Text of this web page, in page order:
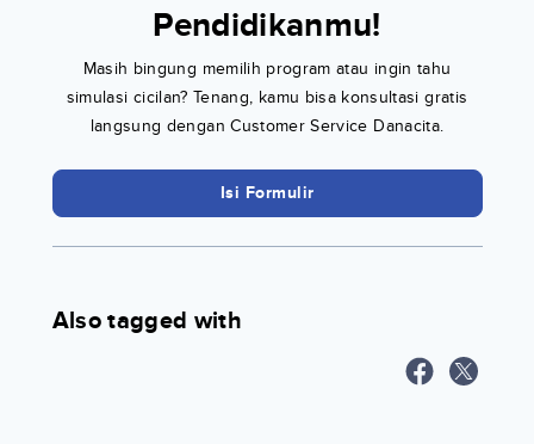
Pendidikanmu!
Masih bingung memilih program atau ingin tahu
simulasi cicilan? Tenang, kamu bisa konsultasi gratis
langsung dengan Customer Service Danacita.
Isi Formulir
Also tagged with